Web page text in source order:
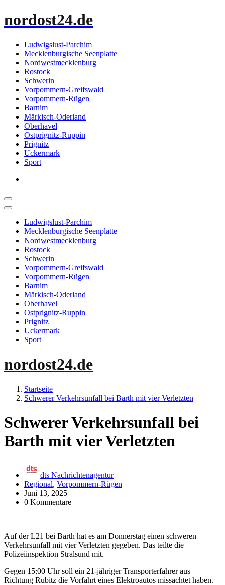
Inhalt
nordost24.de
Ludwigslust-Parchim
Mecklenburgische Seenplatte
Nordwestmecklenburg
Rostock
Schwerin
Vorpommern-Greifswald
Vorpommern-Rügen
Barnim
Märkisch-Oderland
Oberhavel
Ostprignitz-Ruppin
Prignitz
Uckermark
Sport
Ludwigslust-Parchim
Mecklenburgische Seenplatte
Nordwestmecklenburg
Rostock
Schwerin
Vorpommern-Greifswald
Vorpommern-Rügen
Barnim
Märkisch-Oderland
Oberhavel
Ostprignitz-Ruppin
Prignitz
Uckermark
Sport
nordost24.de
Startseite
Schwerer Verkehrsunfall bei Barth mit vier Verletzten
Schwerer Verkehrsunfall bei
Barth mit vier Verletzten
dts Nachrichtenagentur
Regional, Vorpommern-Rügen
Juni 13, 2025
0 Kommentare
Auf der L21 bei Barth hat es am Donnerstag einen schweren
Verkehrsunfall mit vier Verletzten gegeben. Das teilte die
Polizeiinspektion Stralsund mit.
Gegen 15:00 Uhr soll ein 21-jähriger Transporterfahrer aus
Richtung Rubitz die Vorfahrt eines Elektroautos missachtet haben.